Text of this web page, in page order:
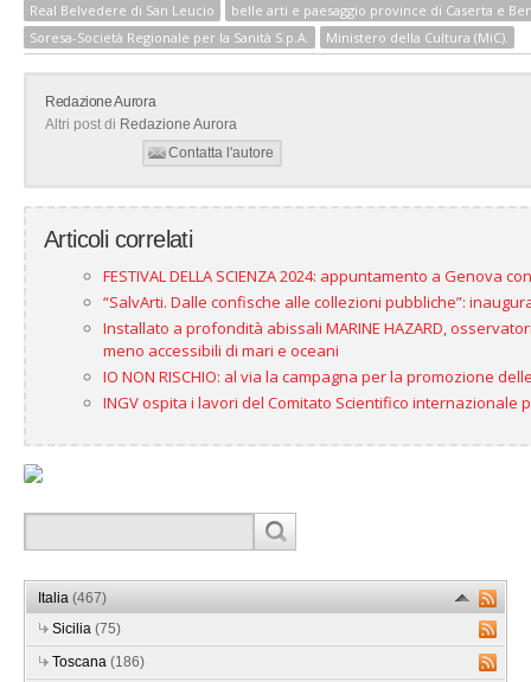
Real Belvedere di San Leucio
belle arti e paesaggio province di Caserta e
Soresa-Società Regionale per la Sanità S.p.A.
Ministero della Cultura (MiC).
Redazione Aurora
Altri post di Redazione Aurora
Contatta l'autore
Articoli correlati
FESTIVAL DELLA SCIENZA 2024: appuntamento a Genova
“SalvArti. Dalle confische alle collezioni pubbliche”:
Installato a profondità abissali MARINE HAZARD,
meno accessibili di mari e oceani
IO NON RISCHIO: al via la campagna per la promozione
INGV ospita i lavori del Comitato Scientifico internazionale
Italia (467)
Sicilia (75)
Toscana (186)